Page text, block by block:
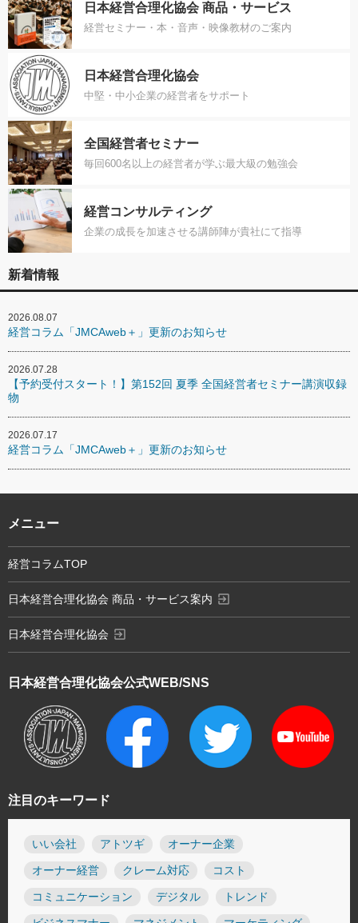
日本経営合理化協会 商品・サービス
経営セミナー・本・音声・映像教材のご案内
日本経営合理化協会
中堅・中小企業の経営者をサポート
全国経営者セミナー
毎回600名以上の経営者が学ぶ最大級の勉強会
経営コンサルティング
企業の成長を加速させる講師陣が貴社にて指導
新着情報
2026.08.07
経営コラム「JMCAweb＋」更新のお知らせ
2026.07.28
【予約受付スタート！】第152回 夏季 全国経営者セミナー講演収録
物
2026.07.17
経営コラム「JMCAweb＋」更新のお知らせ
注目のキーワード
いい会社 アトツギ オーナー企業
オーナー経営 クレーム対応 コスト
コミュニケーション デジタル トレンド
日本経営合理化協会公式WEB/SNS
メニュー
経営コラムTOP
日本経営合理化協会 商品・サービス案内 exit_to_app
日本経営合理化協会 exit_to_app